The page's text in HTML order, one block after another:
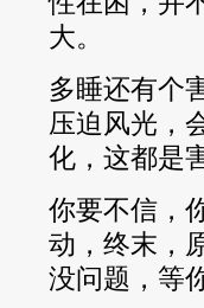
大。
多睡还有个
压迫风光，
化，这都是
你要不信，
动，终末，
没问题，等